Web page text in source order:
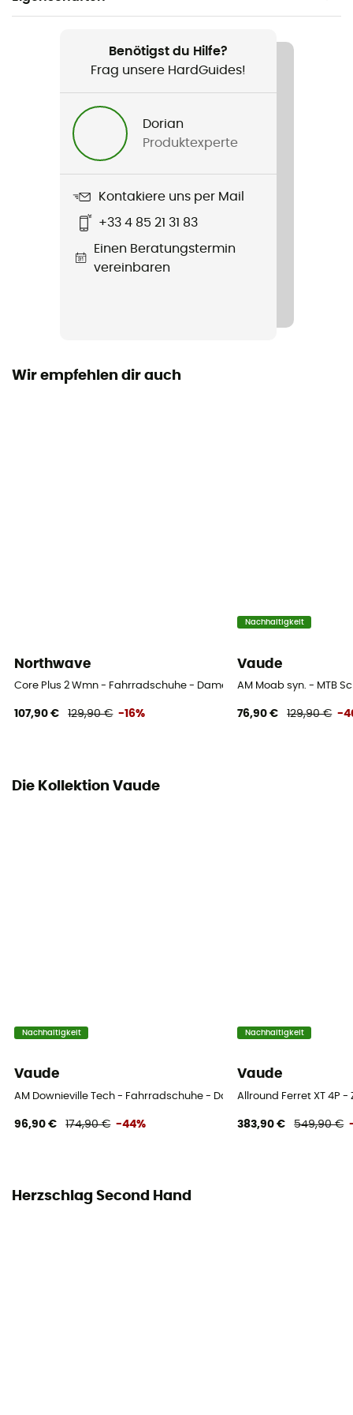
Radsport / Fahrradtourismus
Steifigkeit der Laufsohle
Laufsohle
Kompatibilität mit automatischen Pedalen
SPD
Benötigst du Hilfe?
Frag unsere HardGuides!
Dorian
Produktexperte
Kontakiere uns per Mail
+33 4 85 21 31 83
Einen Beratungstermin
vereinbaren
Wir empfehlen dir auch
Northwave
Core Plus 2 Wmn - Fahrradschuhe - Damen
107,90 € 129,90 € -16%
Nachhaltigkeit
Vaude
AM Moab syn. - MTB
76,90 € 129,90 € -
Die Kollektion Vaude
Nachhaltigkeit
Vaude
AM Downieville Tech - Fahrradschuhe - Damen
96,90 € 174,90 € -44%
Nachhaltigkeit
Vaude
Allround Ferret XT 4P -
383,90 € 549,90 €
Herzschlag Second Hand